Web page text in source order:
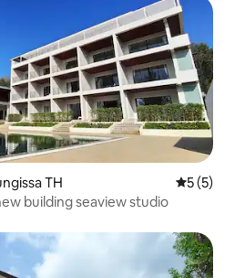
TH
5 (5)
building seaview studio